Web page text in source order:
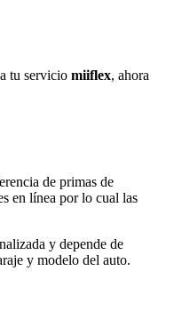
tu servicio miiflex, ahora
de primas de
en línea por lo cual las
y depende de
y modelo del auto.